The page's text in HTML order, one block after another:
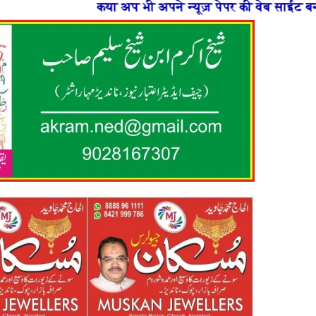
भी अपने न्यूज़ पेपर की वेब साईट बनाना चाहते है या फिर